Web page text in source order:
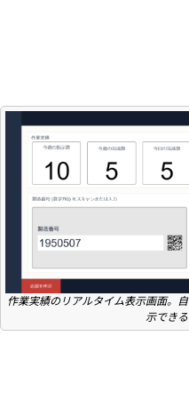
作業実績のリアルタイム表示画面。
示できる